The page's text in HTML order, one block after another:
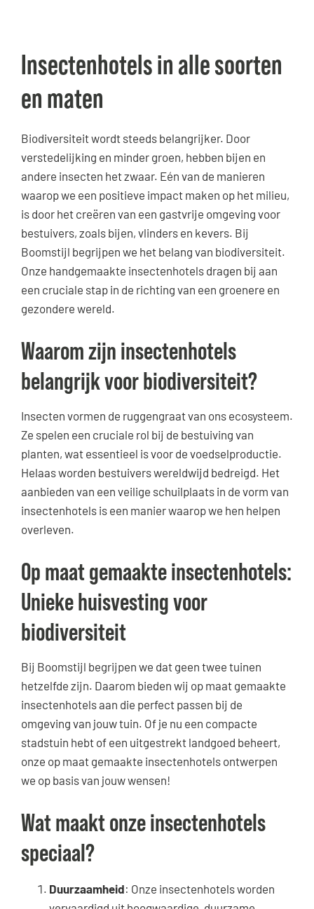
Insectenhotels in alle soorten
en maten
Biodiversiteit wordt steeds belangrijker. Door
verstedelijking en minder groen, hebben bijen en
andere insecten het zwaar. Eén van de manieren
waarop we een positieve impact maken op het milieu,
is door het creëren van een gastvrije omgeving voor
bestuivers, zoals bijen, vlinders en kevers. Bij
Boomstijl begrijpen we het belang van biodiversiteit.
Onze handgemaakte insectenhotels dragen bij aan
een cruciale stap in de richting van een groenere en
gezondere wereld.
Waarom zijn insectenhotels
belangrijk voor biodiversiteit?
Insecten vormen de ruggengraat van ons ecosysteem.
Ze spelen een cruciale rol bij de bestuiving van
planten, wat essentieel is voor de voedselproductie.
Helaas worden bestuivers wereldwijd bedreigd. Het
aanbieden van een veilige schuilplaats in de vorm van
insectenhotels is een manier waarop we hen helpen
overleven.
Op maat gemaakte insectenhotels:
Unieke huisvesting voor
biodiversiteit
Bij Boomstijl begrijpen we dat geen twee tuinen
hetzelfde zijn. Daarom bieden wij op maat gemaakte
insectenhotels aan die perfect passen bij de
omgeving van jouw tuin. Of je nu een compacte
stadstuin hebt of een uitgestrekt landgoed beheert,
onze op maat gemaakte insectenhotels ontwerpen
we op basis van jouw wensen!
Wat maakt onze insectenhotels
speciaal?
Duurzaamheid: Onze insectenhotels worden